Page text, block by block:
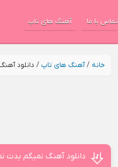
تماس با ما آهنگ های تاپ
خانه /آهنگ های تاپ / دانلود
دانلود آهنگ نمیگم بدت